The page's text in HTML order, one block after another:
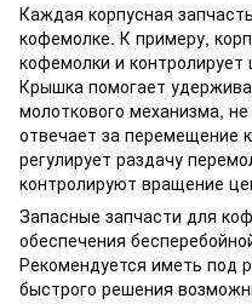
Каждая корпусная
кофемолке. К примеру,
кофемолки и
Крышка помогает
молоткового механизма,
отвечает за перемещение
регулирует раздачу
контролируют вращение
Запасные запчасти для
обеспечения
Рекомендуется иметь под
быстрого решения